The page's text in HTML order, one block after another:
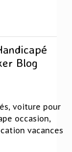
Blog
voiture pour
occasion,
vacances